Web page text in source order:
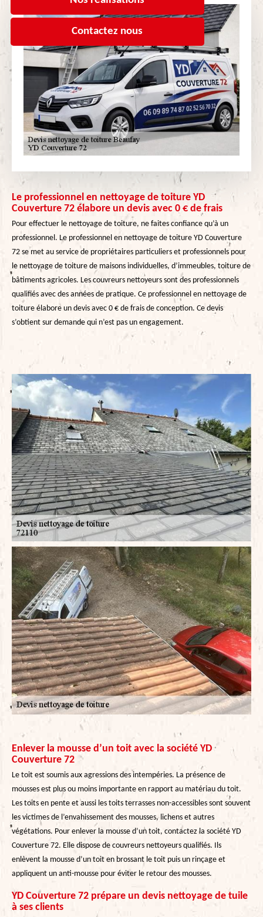
Contactez nous
Le professionnel en nettoyage de toiture YD
Couverture 72 élabore un devis avec 0 € de frais
Pour effectuer le nettoyage de toiture, ne faites confiance qu’à un
professionnel. Le professionnel en nettoyage de toiture YD Couverture
72 se met au service de propriétaires particuliers et professionnels pour
le nettoyage de toiture de maisons individuelles, d’immeubles, toiture de
bâtiments agricoles. Les couvreurs nettoyeurs sont des professionnels
qualifiés avec des années de pratique. Ce professionnel en nettoyage de
toiture élabore un devis avec 0 € de frais de conception. Ce devis
s’obtient sur demande qui n’est pas un engagement.
Enlever la mousse d’un toit avec la société YD
Couverture 72
Le toit est soumis aux agressions des intempéries. La présence de
mousses est plus ou moins importante en rapport au matériau du toit.
Les toits en pente et aussi les toits terrasses non-accessibles sont souvent
les victimes de l’envahissement des mousses, lichens et autres
végétations. Pour enlever la mousse d’un toit, contactez la société YD
Couverture 72. Elle dispose de couvreurs nettoyeurs qualifiés. Ils
enlèvent la mousse d’un toit en brossant le toit puis un rinçage et
appliquent un anti-mousse pour éviter le retour des mousses.
YD Couverture 72 prépare un devis nettoyage de tuile
à ses clients